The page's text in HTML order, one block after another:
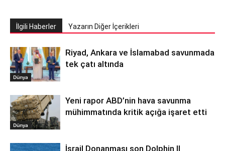
İlgili Haberler Yazarın Diğer İçerikleri
Dünya
Riyad, Ankara ve İslamabad savunmada
tek çatı altında
Dünya
Yeni rapor ABD’nin hava savunma
mühimmatında kritik açığa işaret etti
İsrail Donanması son Dolphin II